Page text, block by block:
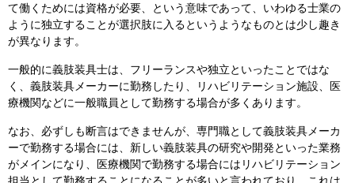
て働くためには資格が必要、という意味であって、いわゆる士業の
ように独立することが選択肢に入るというようなものとは少し趣き
が異なります。
一般的に義肢装具士は、フリーランスや独立といったことではな
く、義肢装具メーカーに勤務したり、リハビリテーション施設、医
療機関などに一般職員として勤務する場合が多くあります。
なお、必ずしも断言はできませんが、専門職として義肢装具メーカ
ーで勤務する場合には、新しい義肢装具の研究や開発といった業務
がメインになり、医療機関で勤務する場合にはリハビリテーション